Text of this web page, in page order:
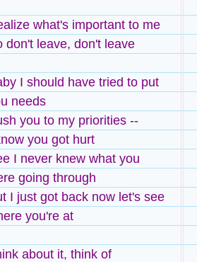
what's important to me
don't leave, don't leave
I should have tried to put
needs
you to my priorities --
you got hurt
I never knew what you
going through
I just got back now let's see
you're at
about it, think of